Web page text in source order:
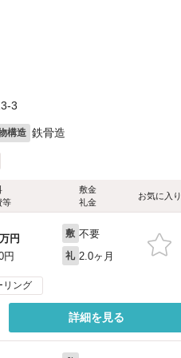
3
構造 鉄骨造
等
敷金
礼金
お気に入り
円
円
敷 不要
礼 2.0ヶ月
リング
詳細を見る